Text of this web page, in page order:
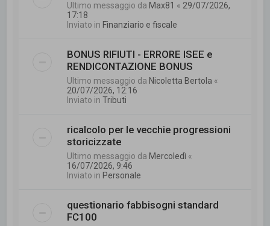
Ultimo messaggio da Max81 « 29/07/2026,
17:18
Inviato in Finanziario e fiscale
BONUS RIFIUTI - ERRORE ISEE e
RENDICONTAZIONE BONUS
Ultimo messaggio da Nicoletta Bertola «
20/07/2026, 12:16
Inviato inTributi
ricalcolo per le vecchie progressioni
storicizzate
Ultimo messaggio da Mercoledì «
16/07/2026, 9:46
Inviato in Personale
questionario fabbisogni standard
FC100